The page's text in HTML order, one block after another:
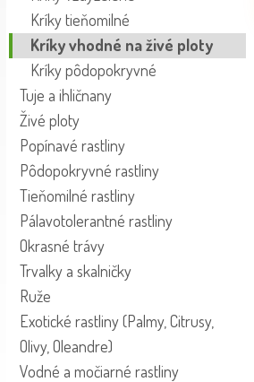
Kríky tieňomilné
Kríky vhodné na živé ploty
Kríky pôdopokryvné
Tuje a ihličnany
Živé ploty
Popínavé rastliny
Pôdopokryvné rastliny
Tieňomilné rastliny
Pálavotolerantné rastliny
Okrasné trávy
Trvalky a skalničky
Ruže
Exotické rastliny (Palmy, Citrusy,
Olivy, Oleandre)
Vodné a močiarné rastliny